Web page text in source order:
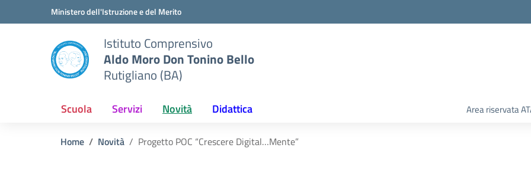
Vai ai contenuti
Vai al menu di navigazioneMinistero dell'Istruzione e del Merito
Istituto Comprensivo
Aldo Moro Don Tonino Bello
Rutigliano (BA)
Scuola Servizi Novità Didattica Area riservata
Home Novità Progetto POC “Crescere Digital…Mente”